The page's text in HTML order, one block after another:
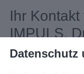
Datenschutz
Ihr
IMPULS,